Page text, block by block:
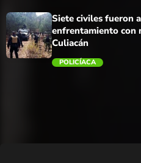
Siete civiles fueron
enfrentamiento con
Culiacán
POLICÍACA